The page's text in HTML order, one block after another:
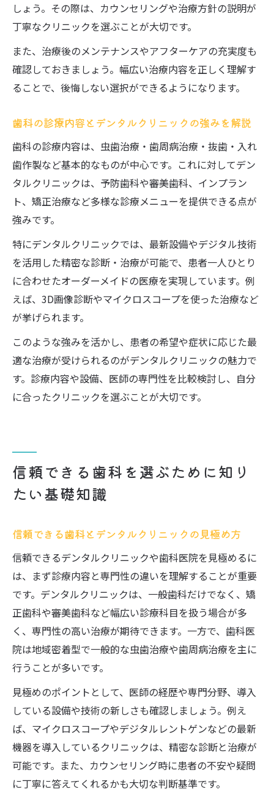
しょう。その際は、カウンセリングや治療方針の説明が
丁寧なクリニックを選ぶことが大切です。
また、治療後のメンテナンスやアフターケアの充実度も
確認しておきましょう。幅広い治療内容を正しく理解す
ることで、後悔しない選択ができるようになります。
歯科の診療内容とデンタルクリニックの強みを解説
歯科の診療内容は、虫歯治療・歯周病治療・抜歯・入れ
歯作製など基本的なものが中心です。これに対してデン
タルクリニックは、予防歯科や審美歯科、インプラン
ト、矯正治療など多様な診療メニューを提供できる点が
強みです。
特にデンタルクリニックでは、最新設備やデジタル技術
を活用した精密な診断・治療が可能で、患者一人ひとり
に合わせたオーダーメイドの医療を実現しています。例
えば、3D画像診断やマイクロスコープを使った治療など
が挙げられます。
このような強みを活かし、患者の希望や症状に応じた最
適な治療が受けられるのがデンタルクリニックの魅力で
す。診療内容や設備、医師の専門性を比較検討し、自分
に合ったクリニックを選ぶことが大切です。
信頼できる歯科を選ぶために知り
たい基礎知識
信頼できる歯科とデンタルクリニックの見極め方
信頼できるデンタルクリニックや歯科医院を見極めるに
は、まず診療内容と専門性の違いを理解することが重要
です。デンタルクリニックは、一般歯科だけでなく、矯
正歯科や審美歯科など幅広い診療科目を扱う場合が多
く、専門性の高い治療が期待できます。一方で、歯科医
院は地域密着型で一般的な虫歯治療や歯周病治療を主に
行うことが多いです。
見極めのポイントとして、医師の経歴や専門分野、導入
している設備や技術の新しさも確認しましょう。例え
ば、マイクロスコープやデジタルレントゲンなどの最新
機器を導入しているクリニックは、精密な診断と治療が
可能です。また、カウンセリング時に患者の不安や疑問
に丁寧に答えてくれるかも大切な判断基準です。